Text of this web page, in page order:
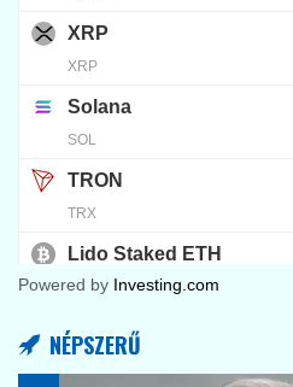
Powered by Investing.com
NÉPSZERŰ